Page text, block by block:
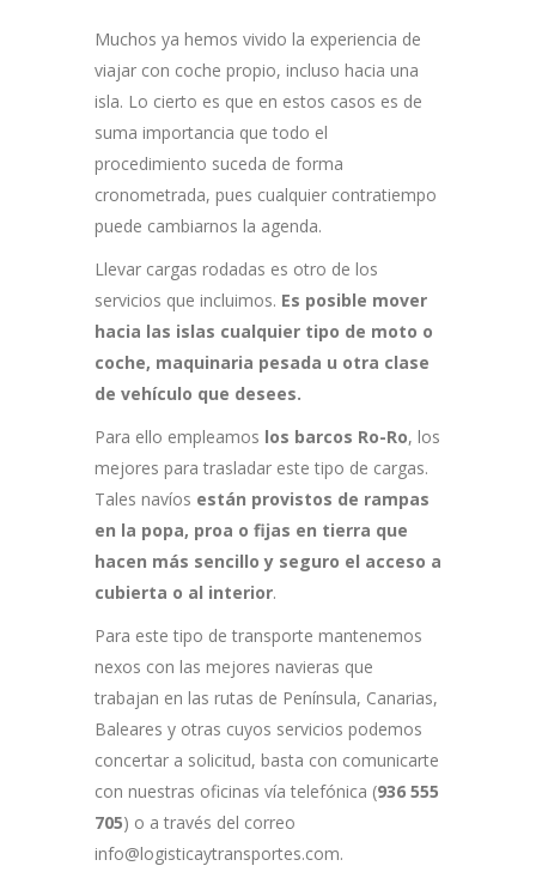
Muchos ya hemos vivido la experiencia de
viajar con coche propio, incluso hacia una
isla. Lo cierto es que en estos casos es de
suma importancia que todo el
procedimiento suceda de forma
cronometrada, pues cualquier contratiempo
puede cambiarnos la agenda.
Llevar cargas rodadas es otro de los
servicios que incluimos. Es posible mover
hacia las islas cualquier tipo de moto o
coche, maquinaria pesada u otra clase
de vehículo que desees.
Para ello empleamos los barcos Ro-Ro, los
mejores para trasladar este tipo de cargas.
Tales navíos están provistos de rampas
en la popa, proa o fijas en tierra que
hacen más sencillo y seguro el acceso a
cubierta o al interior.
Para este tipo de transporte mantenemos
nexos con las mejores navieras que
trabajan en las rutas de Península, Canarias,
Baleares y otras cuyos servicios podemos
concertar a solicitud, basta con comunicarte
con nuestras oficinas vía telefónica (936 555
705) o a través del correo
info@logisticaytransportes.com.